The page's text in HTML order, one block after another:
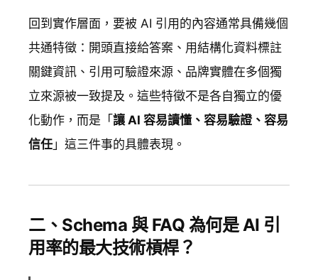
回到實作層面，要被 AI 引用的內容通常具備幾個
共通特徵：開頭直接給答案、用結構化資料標註
關鍵資訊、引用可驗證來源、品牌實體在多個獨
立來源被一致提及。這些特徵不是各自獨立的優
化動作，而是「 讓 AI 容易讀懂、容易驗證、容易
信任 」這三件事的具體表現。
二、Schema 與 FAQ 為何是 AI 引
用率的最大技術槓桿？